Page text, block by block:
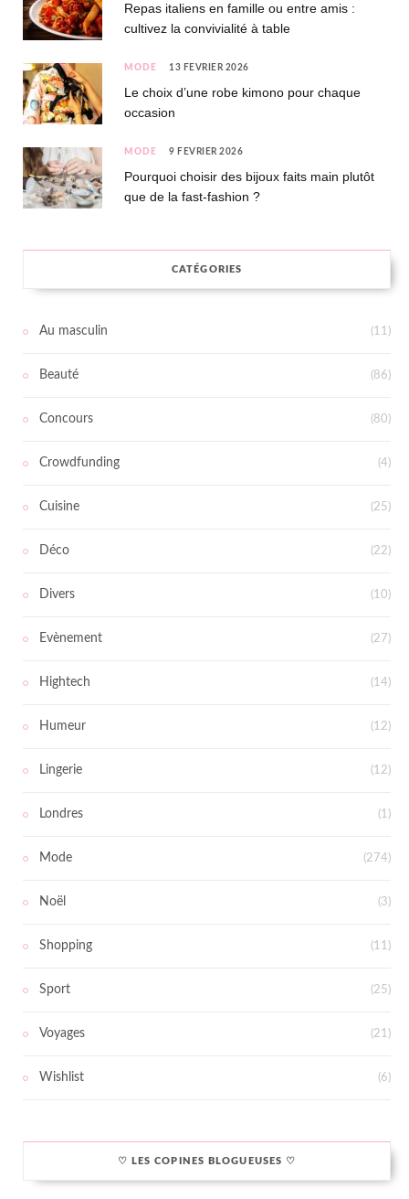
Repas italiens en famille ou entre amis :
cultivez la convivialité à table
MODE 13 FÉVRIER 2026
Le choix d’une robe kimono pour chaque
occasion
MODE 9 FÉVRIER 2026
Pourquoi choisir des bijoux faits main plutôt
que de la fast-fashion ?
CATÉGORIES
Au masculin (11)
Beauté (86)
Concours (80)
Crowdfunding (4)
Cuisine (25)
Déco (22)
Divers (10)
Evènement (27)
Hightech (14)
Humeur (12)
Lingerie (12)
Londres (1)
Mode (274)
Noël (3)
Shopping (11)
Sport (25)
Voyages (21)
Wishlist (6)
♡ LES COPINES BLOGUEUSES ♡